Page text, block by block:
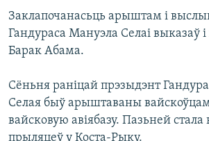
Заклапочанасьць арыштам і
Гандураса Мануэла Селаі выказаў
Барак Абама.
Сёньня раніцай прэзыдэнт
Селая быў арыштаваны
вайсковую авіябазу. Пазьней
прыляцеў у Коста-Рыку.